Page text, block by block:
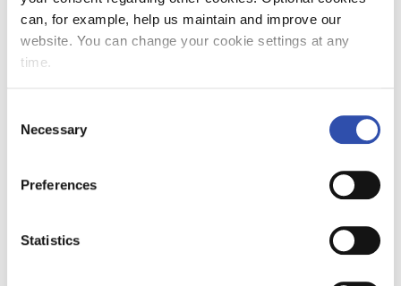
can, for example, help us maintain and improve our
website. You can change your cookie settings at any
time.
Selection
Necessary
Preferences
Statistics
muun muassa luopumassa asema- ja
varikkokiinteistöistämme sekä
omistaminen ovat nyt erkanemassa liikenteen
operoinnista, Juslin toteaa.
VR omistaa vielä jonkin verran muutakin
ennen vuoden 1995 yhtiöittämistä. Tänä